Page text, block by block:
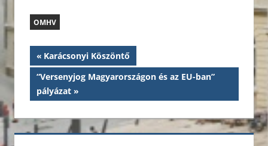
OMHV
Bejegyzés
navigáció
Previous
Post:
Karácsonyi Köszöntő
Next
Post:
“Versenyjog Magyarországon és az EU-ban”
pályázat